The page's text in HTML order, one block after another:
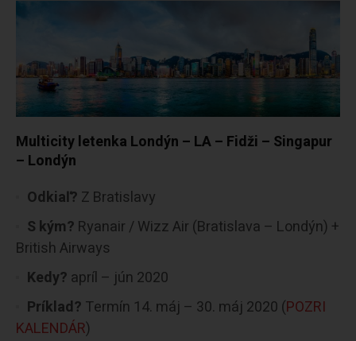
Multicity letenka Londýn – LA – Fidži – Singapur
– Londýn
Odkiaľ? Z Bratislavy
S kým? Ryanair / Wizz Air (Bratislava – Londýn) +
British Airways
Kedy? apríl – jún 2020
Príklad? Termín 14. máj – 30. máj 2020 (POZRI
KALENDÁR)